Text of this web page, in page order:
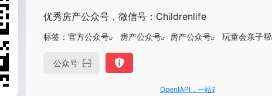
优秀房产公众号，微信号：Childrenlife
标签： 官方公众号 房产公众号 房产公众号 玩童会亲子帮
公众号
OpenIAPI，一站式大模型API聚合平台